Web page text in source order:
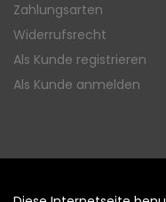
Zahlungsarten
Widerrufsrecht
Als Kunde registrieren
Als Kunde anmelden